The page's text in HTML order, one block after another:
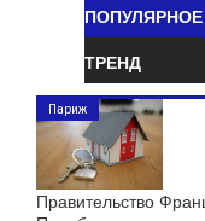
ПОПУЛЯРНОЕ
ТРЕНД
Правительство
Париж